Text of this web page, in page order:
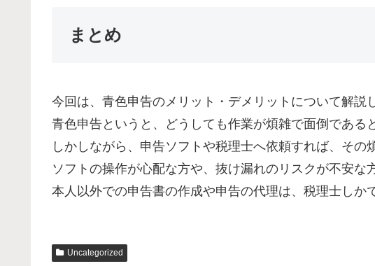
まとめ
今回は、青色申告のメリット・デメリットについて解説
青色申告というと、どうしても作業が煩雑で面倒である
しかしながら、申告ソフトや税理士へ依頼すれば、その
ソフトの操作が心配な方や、抜け漏れのリスクが不安な
本人以外での申告書の作成や申告の代理は、税理士しか
Uncategorized